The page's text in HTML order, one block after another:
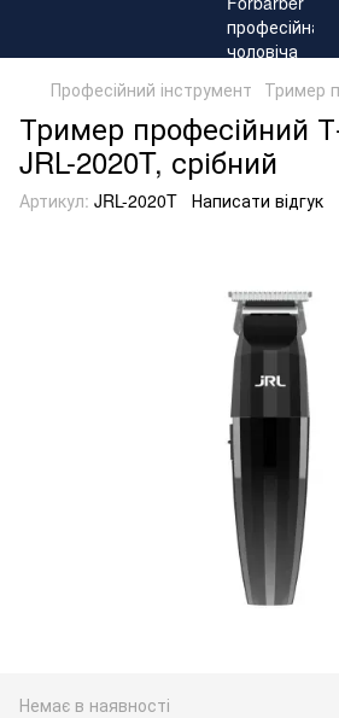
Професійний інструмент Тример
Тример професійний
JRL-2020T, срібний
Артикул: JRL-2020T Написати відгук
Немає в наявності